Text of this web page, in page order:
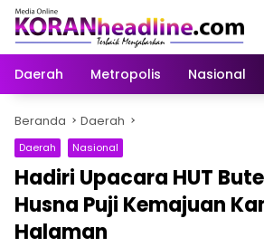
Langsung
konten
Daerah
Metropolis Nasional
Beranda Daerah
Daerah Nasional
Hadiri Upacara HUT
Husna Puji Kemajuan
Halaman